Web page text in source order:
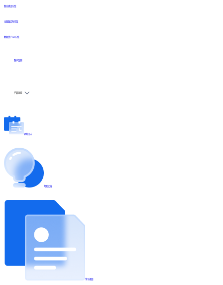
数仓建设方案
全链路实时方案
数据资产API方案
客户案例
产品动态
更新日志
帮助文档
学习视频